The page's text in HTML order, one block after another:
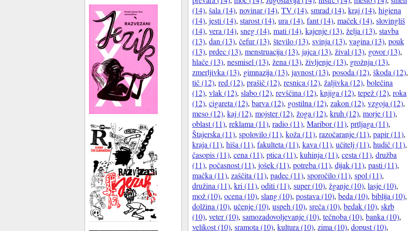
(14), šala (14), novinar (14), TV (14), smrad (14), kraj (14), higiena
(14), jesti (14), starost (14), ura (14), fant (14), maček (14), slovingliš
(14), vera (14), sneg (14), mati (14), kajenje (13), želja (13), stavba
(13), dan (13), čefur (13), število (13), svinja (13), vagina (13), pouk
(13), prdec (13), menstruacija (13), jajca (13), žival (13), govor (13),
hlače (13), nesmisel (13), žena (13), življenje (13), grožnja (13),
zmerljivka (13), gimnazija (13), javnost (13), posoda (12), škoda (12),
tič (12), red (12), prašič (12), resnica (12), žaljivka (12), bolečina
(12), vlak (12), slabo (12), revščina (12), knjiga (12), tepež (12), roka
(12), cigareta (12), barva (12), gostilna (12), zakon (12), vzgoja (12),
meso (12), kaj (12), mojster (12), žoga (12), kruh (12), morje (11),
oblast (11), reklama (11), radio (11), Maribor (11), prtljaga (11),
Štajerska (11), spolovilo (11), koža (11), razočaranje (11), papir (11),
kraja (11), hiša (11), fakulteta (11), kava (11), učitelj (11), hudič (11),
časopis (11), cena (11), ptica (11), kuhinja (11), cesta (11), družba
(11), počasnost (11), jošek (11), potreba (11), dijak (11), pasti (11),
mačka (11), zaščita (11), padec (11), sporočilo (11), spol (11),
družina (11), kri (11), oditi (11), super (10), žganje (10), lasje (10),
mož (10), ocena (10), slang (10), postava (10), beda (10), biblija (10),
dolžina (10), učenje (10), uspeh (10), sreča (10), bedak (10), skrb
(10), veter (10), samozadovoljevanje (10), tečnoba (10), banka (10),
velikost (10), sramota (10), kultura (10), zima (10), dopust (10),